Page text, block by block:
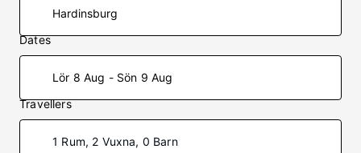
Dates
Lör 8 Aug - Sön 9 Aug
Travellers
1 Rum, 2 Vuxna, 0 Barn